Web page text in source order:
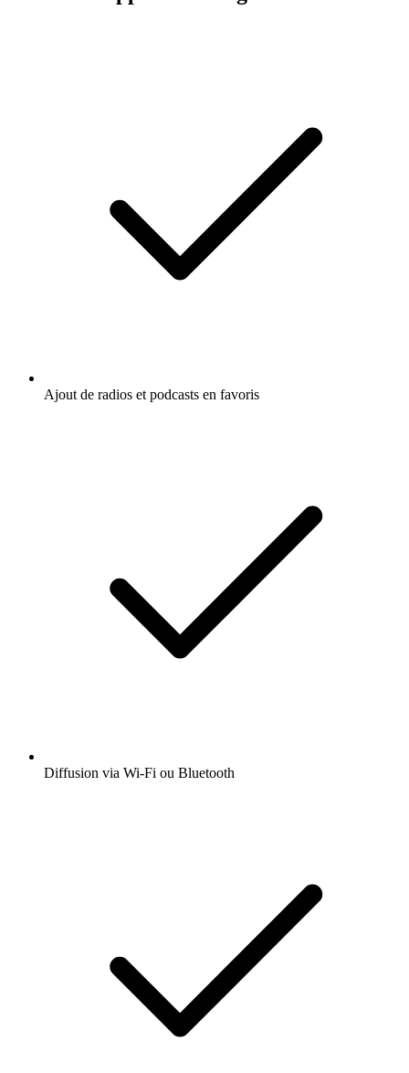
Ajout de radios et podcasts en favoris
Diffusion via Wi-Fi ou Bluetooth